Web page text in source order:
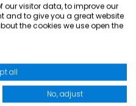
our visitor data, to improve our
and to give you a great website
the cookies we use open the
all
No, adjust